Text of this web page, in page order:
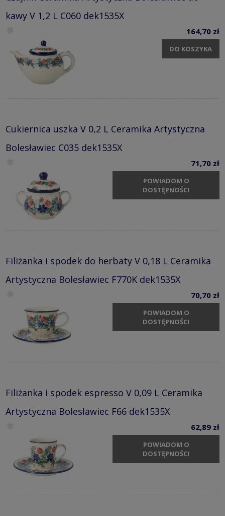
kawy V 1,2 L C060 dek1535X
164,70 zł
DO KOSZYKA
Cukiernica uszka V 0,2 L Ceramika Artystyczna
Bolesławiec C035 dek1535X
71,70 zł
POWIADOM O
DOSTĘPNOŚCI
Filiżanka i spodek do herbaty V 0,18 L Ceramika
Artystyczna Bolesławiec F770K dek1535X
70,70 zł
POWIADOM O
DOSTĘPNOŚCI
Filiżanka i spodek espresso V 0,09 L Ceramika
Artystyczna Bolesławiec F66 dek1535X
62,89 zł
POWIADOM O
DOSTĘPNOŚCI